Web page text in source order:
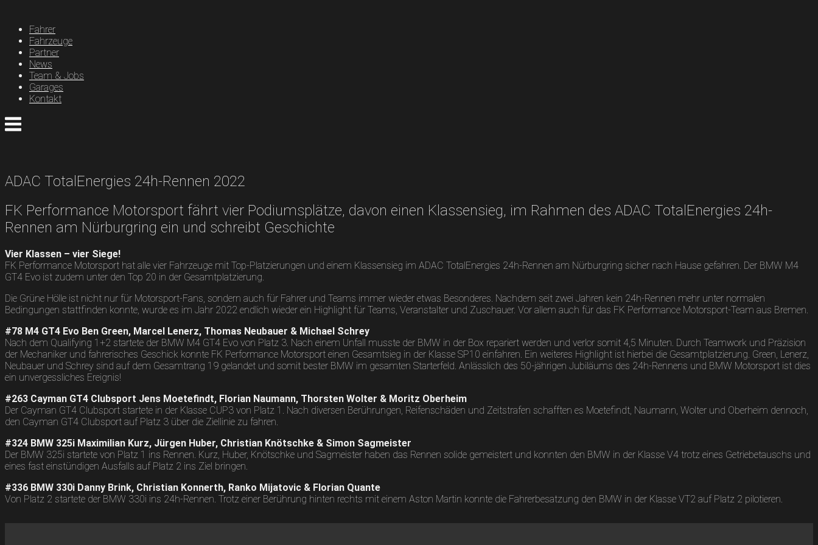
contentFahrer
Fahrzeuge
Partner
News
Team & Jobs
Garages
Kontakt
Menu
ADAC TotalEnergies 24h-Rennen 2022
FK Performance Motorsport fährt vier Podiumsplätze, davon einen Klassensieg, im Rahmen des ADAC TotalEnergies 24h-
Rennen am Nürburgring ein und schreibt Geschichte
Vier Klassen – vier Siege!
FK Performance Motorsport hat alle vier Fahrzeuge mit Top-Platzierungen und einem Klassensieg im ADAC TotalEnergies 24h-Rennen am Nürburgring sicher nach Hause gefahren. Der BMW M4
GT4 Evo ist zudem unter den Top 20 in der Gesamtplatzierung.
Die Grüne Hölle ist nicht nur für Motorsport-Fans, sondern auch für Fahrer und Teams immer wieder etwas Besonderes. Nachdem seit zwei Jahren kein 24h-Rennen mehr unter normalen
Bedingungen stattfinden konnte, wurde es im Jahr 2022 endlich wieder ein Highlight für Teams, Veranstalter und Zuschauer. Vor allem auch für das FK Performance Motorsport-Team aus Bremen.
#78 M4 GT4 Evo Ben Green, Marcel Lenerz, Thomas Neubauer & Michael Schrey
Nach dem Qualifying 1+2 startete der BMW M4 GT4 Evo von Platz 3. Nach einem Unfall musste der BMW in der Box repariert werden und verlor somit 4,5 Minuten. Durch Teamwork und Präzision
der Mechaniker und fahrerisches Geschick konnte FK Performance Motorsport einen Gesamtsieg in der Klasse SP10 einfahren. Ein weiteres Highlight ist hierbei die Gesamtplatzierung. Green, Lenerz,
Neubauer und Schrey sind auf dem Gesamtrang 19 gelandet und somit bester BMW im gesamten Starterfeld. Anlässlich des 50-jährigen Jubiläums des 24h-Rennens und BMW Motorsport ist dies
ein unvergessliches Ereignis!
#263 Cayman GT4 Clubsport Jens Moetefindt, Florian Naumann, Thorsten Wolter & Moritz Oberheim
Der Cayman GT4 Clubsport startete in der Klasse CUP3 von Platz 1. Nach diversen Berührungen, Reifenschäden und Zeitstrafen schafften es Moetefindt, Naumann, Wolter und Oberheim dennoch,
den Cayman GT4 Clubsport auf Platz 3 über die Ziellinie zu fahren.
#324 BMW 325i Maximilian Kurz, Jürgen Huber, Christian Knötschke & Simon Sagmeister
Der BMW 325i startete von Platz 1 ins Rennen. Kurz, Huber, Knötschke und Sagmeister haben das Rennen solide gemeistert und konnten den BMW in der Klasse V4 trotz eines Getriebetauschs und
eines fast einstündigen Ausfalls auf Platz 2 ins Ziel bringen.
#336 BMW 330i Danny Brink, Christian Konnerth, Ranko Mijatovic & Florian Quante
Von Platz 2 startete der BMW 330i ins 24h-Rennen. Trotz einer Berührung hinten rechts mit einem Aston Martin konnte die Fahrerbesatzung den BMW in der Klasse VT2 auf Platz 2 pilotieren.